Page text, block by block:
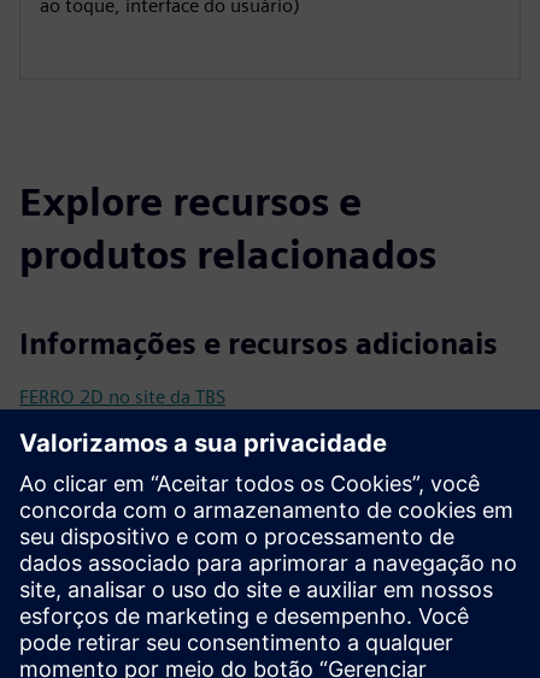
ao toque, interface do usuário)
Explore recursos e
produtos relacionados
Informações e recursos adicionais
FERRO 2D no site da TBS
Perguntas frequentes sobre biometria e sistema TBS
Pré-requisitos
Banco de dados biométrico
Infraestrutura de rede com conexão LAN ou Wifi
Conexão LAN
Protocolos de autenticação